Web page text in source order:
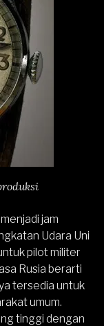
jam
Udara Uni
pilot militer
Rusia berarti
tersedia untuk
umum.
tinggi dengan